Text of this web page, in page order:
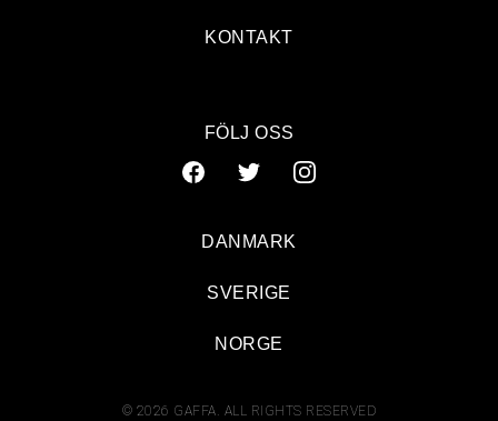
KONTAKT
FÖLJ OSS
© 2026 GAFFA. ALL RIGHTS RESERVED
DANMARK
SVERIGE
NORGE